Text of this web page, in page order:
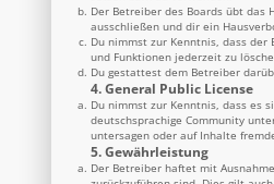
Der Betreiber des Boards übt das
ausschließen und dir ein
Du nimmst zur Kenntnis, dass
und Funktionen jederzeit zu
Du gestattest dem Betreiber
4. General Public License
Du nimmst zur Kenntnis, dass es
deutschsprachige Community
untersagen oder auf Inhalte
5. Gewährleistung
Der Betreiber haftet mit